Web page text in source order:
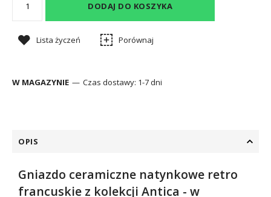
DODAJ DO KOSZYKA
Lista życzeń Porównaj
W MAGAZYNIE Czas dostawy: 1-7 dni
OPIS
Gniazdo ceramiczne natynkowe retro
francuskie z kolekcji Antica - w